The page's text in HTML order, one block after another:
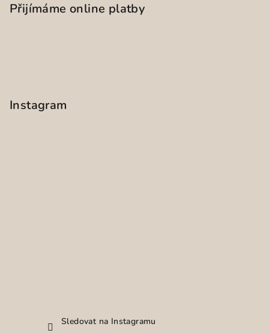
Přijímáme online platby
Instagram
Sledovat na Instagramu